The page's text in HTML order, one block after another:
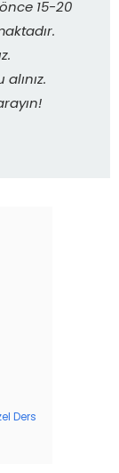
15-20
Ders